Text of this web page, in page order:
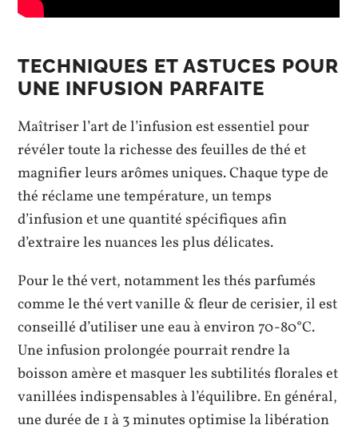
TECHNIQUES ET ASTUCES POUR
UNE INFUSION PARFAITE
Maîtriser l’art de l’infusion est essentiel pour
révéler toute la richesse des feuilles de thé et
magnifier leurs arômes uniques. Chaque type de
thé réclame une température, un temps
d’infusion et une quantité spécifiques afin
d’extraire les nuances les plus délicates.
Pour le thé vert, notamment les thés parfumés
comme le thé vert vanille & fleur de cerisier, il est
conseillé d’utiliser une eau à environ 70-80°C.
Une infusion prolongée pourrait rendre la
boisson amère et masquer les subtilités florales et
vanillées indispensables à l’équilibre. En général,
une durée de 1 à 3 minutes optimise la libération